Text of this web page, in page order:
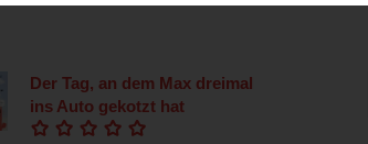
Der Tag, an dem Max dreimal
ins Auto gekotzt hat